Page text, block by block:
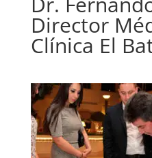
Director
Clínica El